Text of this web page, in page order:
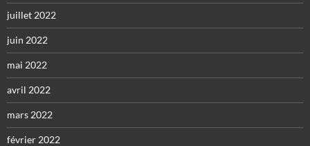
juillet 2022
juin 2022
mai 2022
avril 2022
mars 2022
février 2022